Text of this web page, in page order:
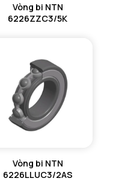
Vòng bi NTN
6226ZZC3/5K
Vòng bi NTN
6226LLUC3/2AS